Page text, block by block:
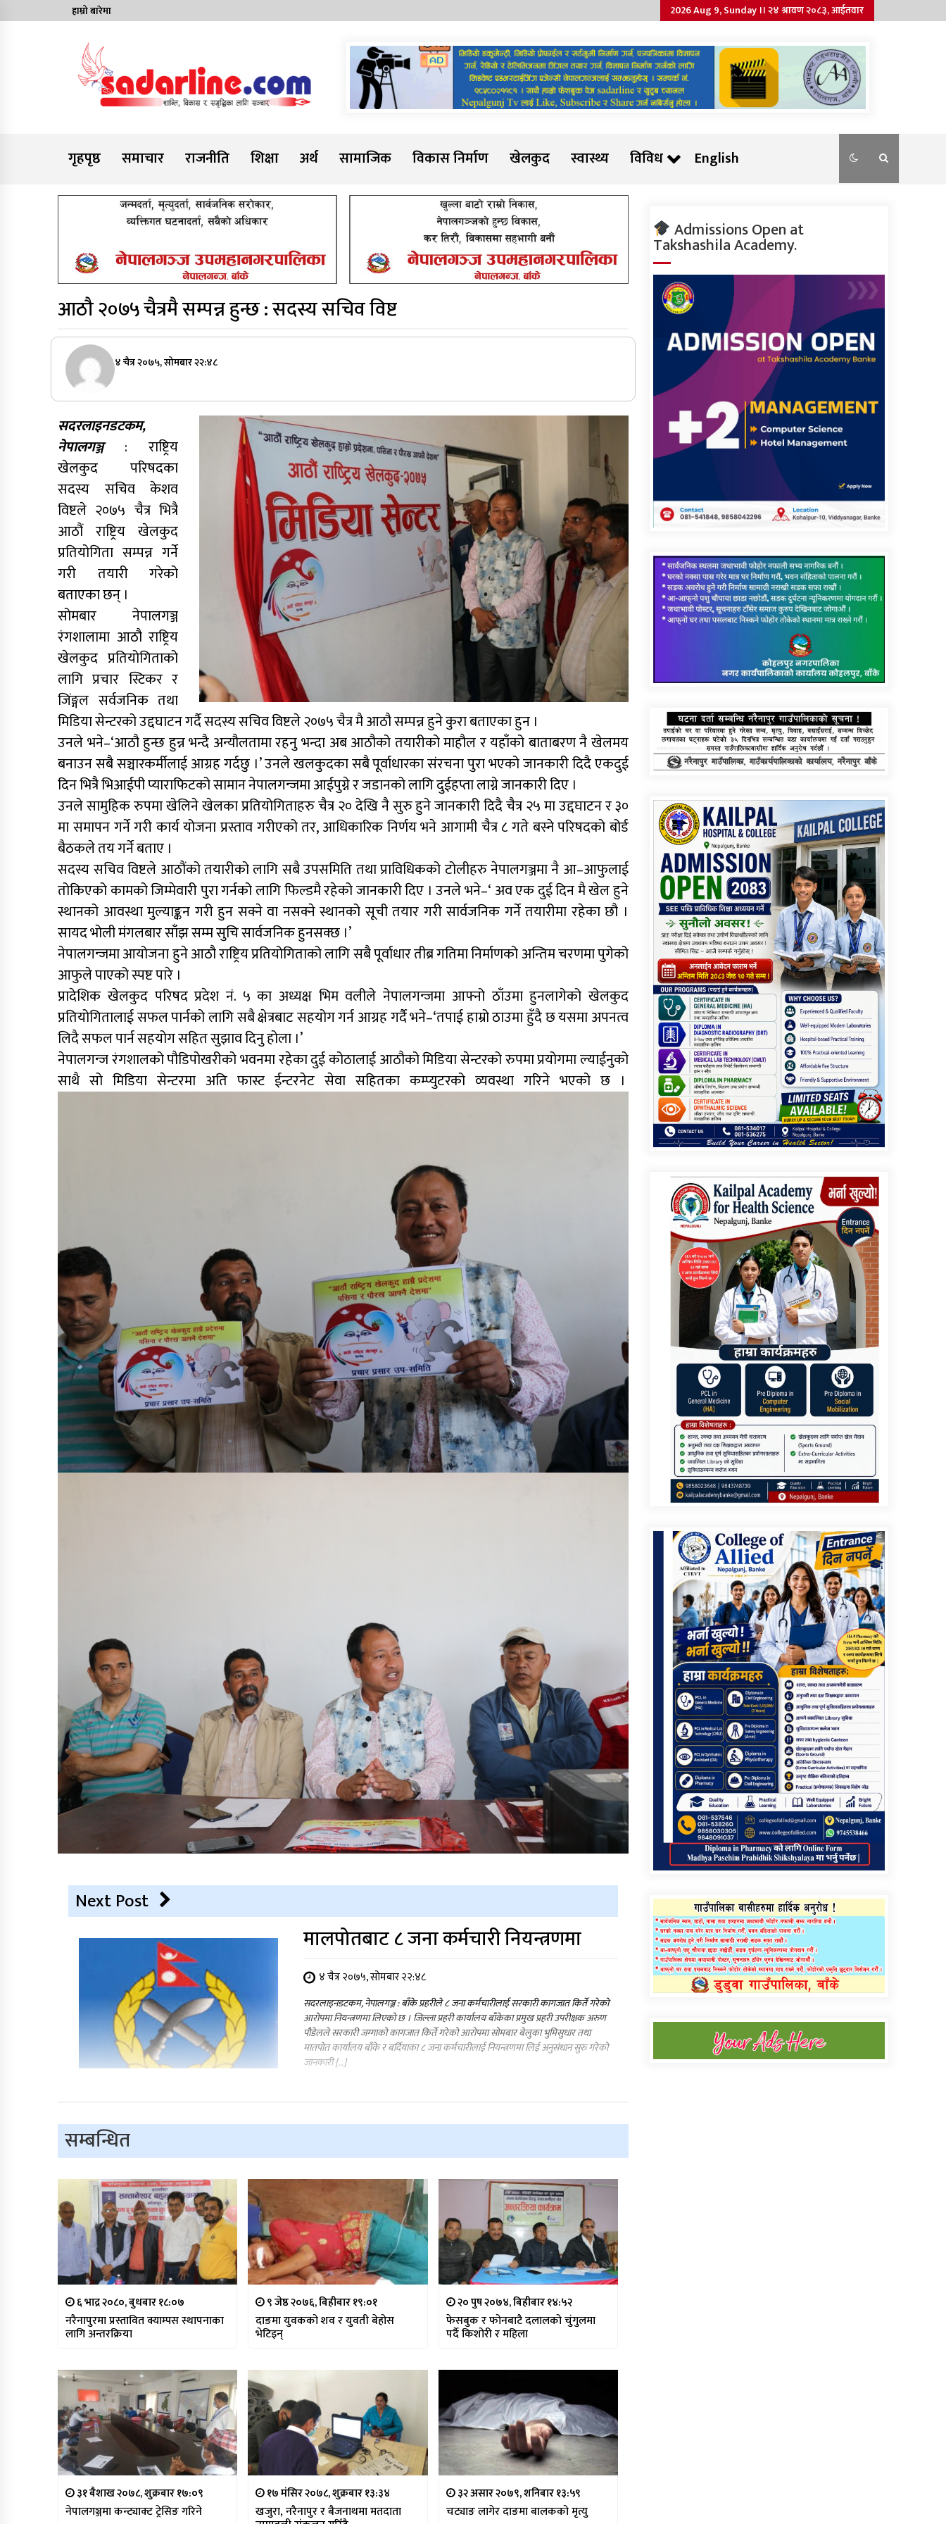
to
हाम्रो बारेमा 2026 Aug 9, Sunday ।। २४ श्रावण २०८३, आईतवार
Sadarline
गृहपृष्ठ
समाचार राजनीति शिक्षा अर्थ सामाजिक विकास निर्माण खेलकुद स्वास्थ्य विविध English
आठौ २०७५ चैत्रमै सम्पन्न हुन्छ : सदस्य सचिव विष्ट
४ चैत्र २०७५, सोमबार २२:४८
सदरलाइनडटकम,
नेपालगञ्ज: राष्ट्रिय
खेलकुद परिषदका
सदस्य सचिव केशव
विष्टले २०७५ चैत्र भित्रै
आठौं राष्ट्रिय खेलकुद
प्रतियोगिता सम्पन्न गर्ने
गरी तयारी गरेको
बताएका छन् ।
सोमबार नेपालगञ्ज
रंगशालामा आठौ राष्ट्रिय
खेलकुद प्रतियोगिताको
लागि प्रचार स्टिकर र
जिंङ्गल सर्वजनिक तथा
मिडिया सेन्टरको उद्दघाटन गर्दै सदस्य सचिव विष्टले २०७५ चैत्र मै आठौ सम्पन्न हुने कुरा बताएका हुन ।
उनले भने–‘आठौ हुन्छ हुन्न भन्दै अन्यौलतामा रहनु भन्दा अब आठौको तयारीको माहौल र यहाँको बाताबरण नै खेलमय
बनाउन सबै सञ्चारकर्मीलाई आग्रह गर्दछु ।’ उनले खलकुदका सबै पूर्वाधारका संरचना पुरा भएको जानकारी दिदै एकदुई
दिन भित्रै भिआईपी प्याराफिटको सामान नेपालगन्जमा आईपुग्ने र जडानको लागि दुईहप्ता लाग्ने जानकारी दिए ।
उनले सामुहिक रुपमा खेलिने खेलका प्रतियोगिताहरु चैत्र २० देखि नै सुरु हुने जानकारी दिदै चैत्र २५ मा उद्दघाटन र ३०
मा समापन गर्ने गरी कार्य योजना प्रस्ताव गरीएको तर, आधिकारिक निर्णय भने आगामी चैत्र ८ गते बस्ने परिषदको बोर्ड
बैठकले तय गर्ने बताए ।
सदस्य सचिव विष्टले आठौंको तयारीको लागि सबै उपसमिति तथा प्राविधिकको टोलीहरु नेपालगञ्जमा नै आ–आफुलाई
तोकिएको कामको जिम्मेवारी पुरा गर्नको लागि फिल्डमै रहेको जानकारी दिए । उनले भने–‘ अव एक दुई दिन मै खेल हुने
स्थानको आवस्था मुल्याङ्कन गरी हुन सक्ने वा नसक्ने स्थानको सूची तयार गरी सार्वजनिक गर्ने तयारीमा रहेका छौ ।
सायद भोली मंगलबार साँझ सम्म सुचि सार्वजनिक हुनसक्छ ।’
नेपालगन्जमा आयोजना हुने आठौ राष्ट्रिय प्रतियोगिताको लागि सबै पूर्वाधार तीब्र गतिमा निर्माणको अन्तिम चरणमा पुगेको
आफुले पाएको स्पष्ट पारे ।
प्रादेशिक खेलकुद परिषद प्रदेश नं. ५ का अध्यक्ष भिम वलीले नेपालगन्जमा आफ्नो ठाँउमा हुनलागेको खेलकुद
प्रतियोगितालाई सफल पार्नको लागि सबै क्षेत्रबाट सहयोग गर्न आग्रह गर्दै भने–‘तपाई हाम्रो ठाउमा हुँदै छ यसमा अपनत्व
लिदै सफल पार्न सहयोग सहित सुझाव दिनु होला ।’
नेपालगन्ज रंगशालको पौडिपोखरीको भवनमा रहेका दुई कोठालाई आठौको मिडिया सेन्टरको रुपमा प्रयोगमा ल्याईनुको
साथै सो मिडिया सेन्टरमा अति फास्ट ईन्टरनेट सेवा सहितका कम्प्युटरको व्यवस्था गरिने भएको छ ।
Next Post
मालपोतबाट ८ जना कर्मचारी नियन्त्रणमा
४ चैत्र २०७५, सोमबार २२:४८
सदरलाइनडटकम, नेपालगञ्ज : बाँके प्रहरीले ८ जना कर्मचारीलाई सरकारी कागजात किर्ते गरेको
आरोपमा नियन्त्रणमा लिएको छ । जिल्ला प्रहरी कार्यालय बाँकेका प्रमुख प्रहरी उपरीक्षक अरुण
पौडेलले सरकारी जग्गाको कागजात किर्ते गरेको आरोपमा सोमबार बेलुका भुमिसुधार तथा
मातपोत कार्यालय बाँके र बर्दियाका ८ जना कर्मचारीलाई नियन्त्रणमा लिई अनुसंधान सुरु गरेको
जानकारी […]
सम्बन्धित
६ भाद्र २०८०, बुधबार १८:०७
नरैनापुरमा प्रस्तावित क्याम्पस स्थापनाका
लागि अन्तरक्रिया
९ जेष्ठ २०७६, बिहीबार १९:०१
दाङमा युवकको शव र युवती बेहोस
भेटिइन्
२० पुष २०७४, बिहीबार १४:५२
फेसबुक र फोनबाटै दलालको चुंगुलमा
पर्दै किशोरी र महिला
३१ बैशाख २०७८, शुक्रबार १७:०९
नेपालगञ्जमा कन्ट्याक्ट ट्रेसिङ गरिने
१७ मंसिर २०७८, शुक्रबार १३:३४
खजुरा, नरैनापुर र बैजनाथमा मतदाता
३२ असार २०७९, शनिबार १३:५९
चट्याङ लागेर दाङमा बालकको मृत्यु
Admissions Open at
Takshashila Academy.